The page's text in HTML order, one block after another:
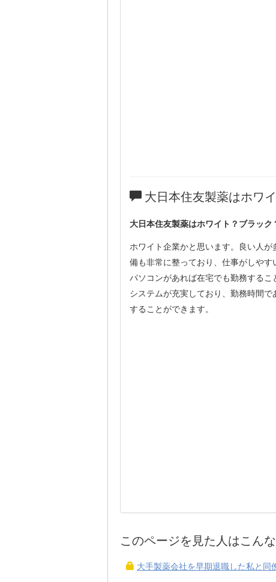
大日本住友製薬はホワ
大日本住友製薬はホワイト？ブラック
ホワイト企業かと思います。良い人
備も非常に整っており、仕事がしやす
パソコンがあれば在宅でも勤務する
システムが充実しており、勤務時間
することができます。
このページを見た人はこん
大手製薬会社を早期退職した私と同